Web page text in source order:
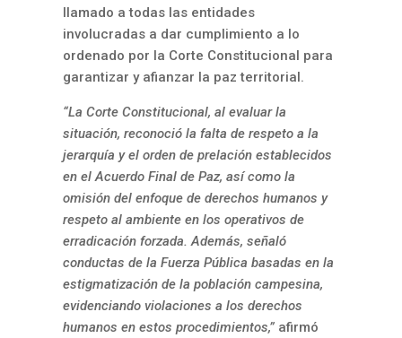
llamado a todas las entidades
involucradas a dar cumplimiento a lo
ordenado por la Corte Constitucional para
garantizar y afianzar la paz territorial.
“La Corte Constitucional, al evaluar la
situación, reconoció la falta de respeto a la
jerarquía y el orden de prelación establecidos
en el Acuerdo Final de Paz, así como la
omisión del enfoque de derechos humanos y
respeto al ambiente en los operativos de
erradicación forzada. Además, señaló
conductas de la Fuerza Pública basadas en la
estigmatización de la población campesina,
evidenciando violaciones a los derechos
humanos en estos procedimientos,”afirmó